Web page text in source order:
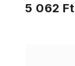
5 062 Ft